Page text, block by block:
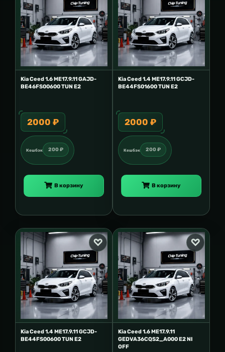
Kia Ceed 1.6 ME17.9.11 GAJD-
BE46FS00600 TUN E2
2000 ₽
Кешбэк 200 ₽
В корзину
Kia Ceed 1.4 ME17.9.11 GCJD-
BE44FS01600 TUN E2
2000 ₽
Кешбэк 200 ₽
В корзину
Kia Ceed 1.4 ME17.9.11 GCJD-
BE44FS00600 TUN E2
Kia Ceed 1.6 ME17.9.11
GEDVA36CQS2_A000 E2 NI
OFF